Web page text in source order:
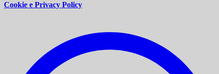
Cookie e Privacy Policy